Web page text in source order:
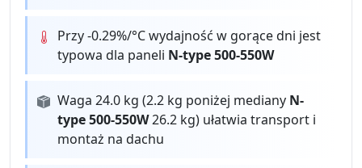
Przy -0.29%/°C wydajność w gorące dni jest
typowa dla paneli N-type 500-550W
Waga 24.0 kg (2.2 kg poniżej mediany N-
type 500-550W26.2 kg) ułatwia transport i
montaż na dachu